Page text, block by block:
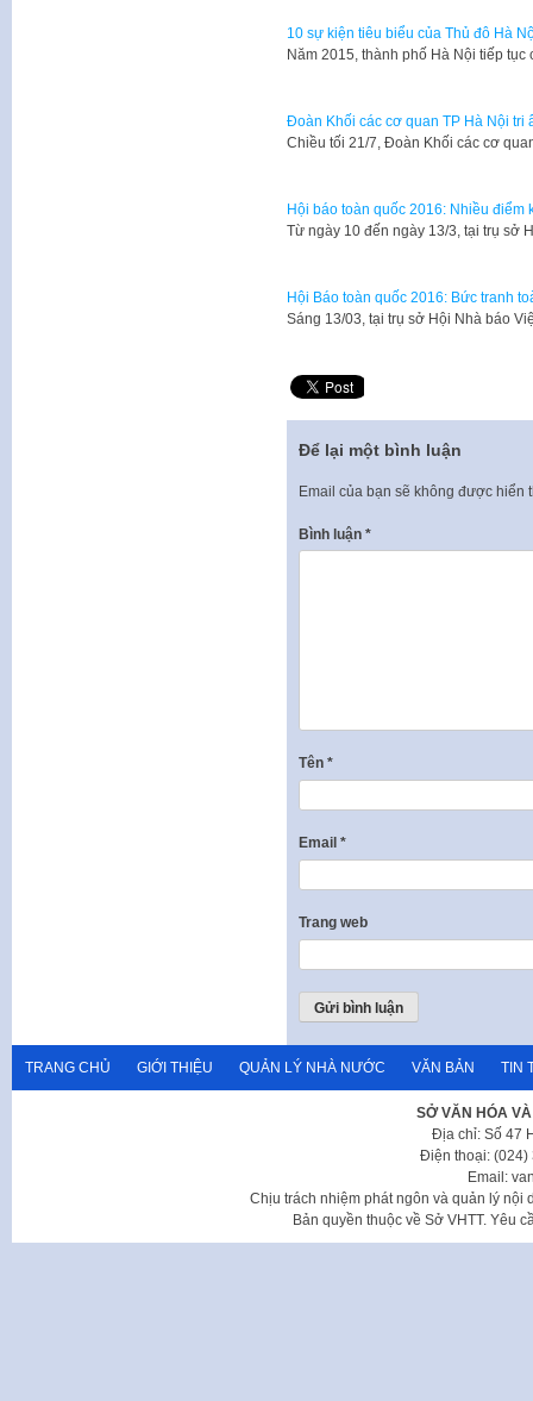
10 sự kiện tiêu biểu của Thủ đô Hà
Năm 2015, thành phố Hà Nội tiếp
Đoàn Khối các cơ quan TP Hà Nội tri
Chiều tối 21/7, Đoàn Khối các cơ
Hội báo toàn quốc 2016: Nhiều điểm
Từ ngày 10 đến ngày 13/3, tại trụ sở
Hội Báo toàn quốc 2016: Bức tranh
Sáng 13/03, tại trụ sở Hội Nhà báo
Để lại một bình luận
Email của bạn sẽ không được hiển
Bình luận *
Tên *
Email *
Trang web
TRANG CHỦ GIỚI THIỆU QUẢN LÝ NHÀ NƯỚC VĂN BẢN TIN
SỞ VĂN HÓA
Địa chỉ: Số 47
Điện thoại: (024)
Email:
Chịu trách nhiệm phát ngôn và quản lý nội
Bản quyền thuộc về Sở VHTT. Yêu